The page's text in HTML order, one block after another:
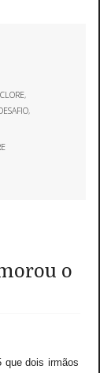
,
,
o
que dois irmãos